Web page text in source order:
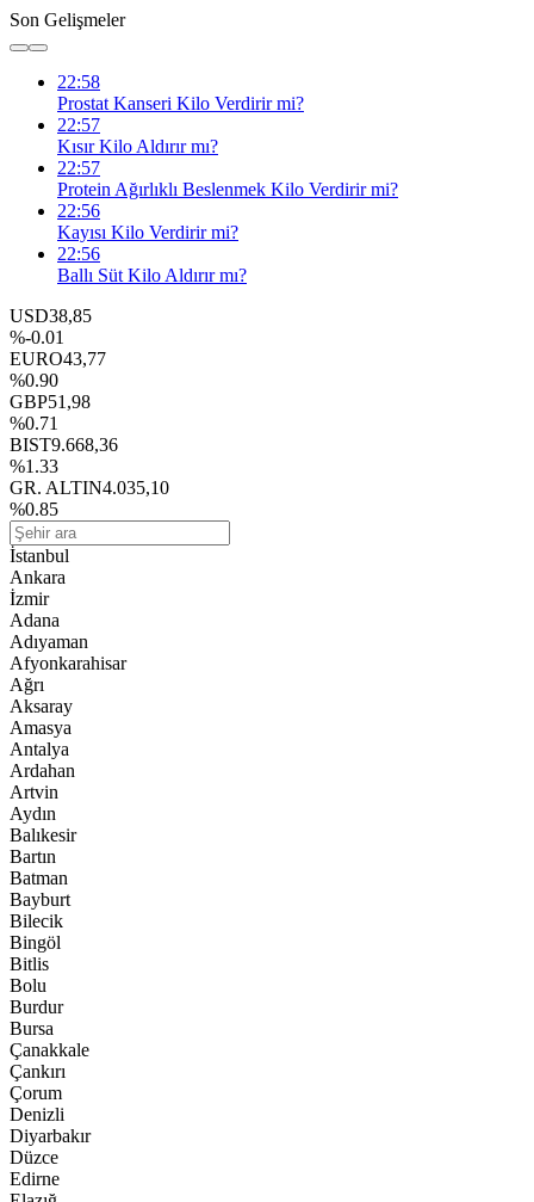
Son Gelişmeler
22:58
Prostat Kanseri Kilo Verdirir mi?
22:57
Kısır Kilo Aldırır mı?
22:57
Protein Ağırlıklı Beslenmek Kilo Verdirir mi?
22:56
Kayısı Kilo Verdirir mi?
22:56
Ballı Süt Kilo Aldırır mı?
USD38,85
%-0.01
EURO43,77
%0.90
GBP51,98
%0.71
BIST9.668,36
%1.33
GR. ALTIN4.035,10
%0.85
İstanbul
Ankara
İzmir
Adana
Adıyaman
Afyonkarahisar
Ağrı
Aksaray
Amasya
Antalya
Ardahan
Artvin
Aydın
Balıkesir
Bartın
Batman
Bayburt
Bilecik
Bingöl
Bitlis
Bolu
Burdur
Bursa
Çanakkale
Çankırı
Çorum
Denizli
Diyarbakır
Düzce
Edirne